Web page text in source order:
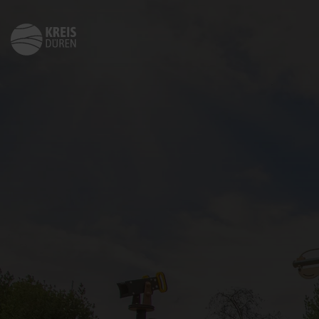
Zurück
zur
Startseite